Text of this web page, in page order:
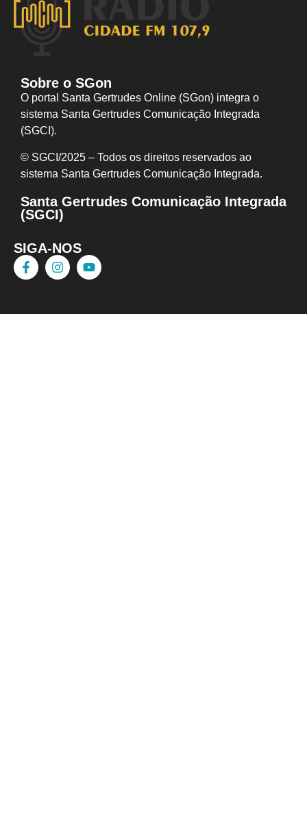
Sobre o SGon
O portal Santa Gertrudes Online (SGon) integra o
sistema Santa Gertrudes Comunicação Integrada
(SGCI).
© SGCI/2025 – Todos os direitos reservados ao
sistema Santa Gertrudes Comunicação I ntegrada.
Santa Gertrudes Comunicação Integrada
(SGCI)
SIGA-NOS